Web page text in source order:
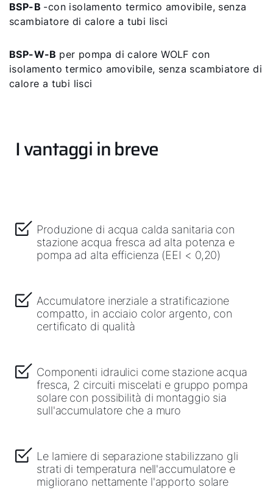
BSP-B -con isolamento termico amovibile, senza
scambiatore di calore a tubi lisci
BSP-W-B per pompa di calore WOLF con
isolamento termico amovibile, senza scambiatore di
calore a tubi lisci
I vantaggi in breve
Produzione di acqua calda sanitaria con
stazione acqua fresca ad alta potenza e
pompa ad alta efficienza (EEI < 0,20)
Accumulatore inerziale a stratificazione
compatto, in acciaio color argento, con
certificato di qualità
Componenti idraulici come stazione acqua
fresca, 2 circuiti miscelati e gruppo pompa
solare con possibilità di montaggio sia
sull'accumulatore che a muro
Le lamiere di separazione stabilizzano gli
strati di temperatura nell'accumulatore e
migliorano nettamente l'apporto solare